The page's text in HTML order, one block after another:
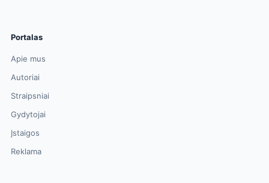
Portalas
Apie mus
Autoriai
Straipsniai
Gydytojai
Įstaigos
Reklama